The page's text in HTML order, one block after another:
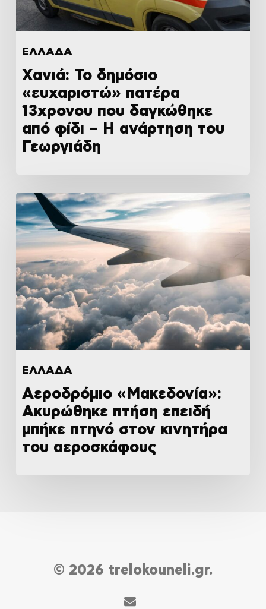
ΕΛΛΑΔΑ
Χανιά: Το δημόσιο
«ευχαριστώ» πατέρα
13χρονου που δαγκώθηκε
από φίδι – Η ανάρτηση του
Γεωργιάδη
ΕΛΛΑΔΑ
Αεροδρόμιο «Μακεδονία»:
Ακυρώθηκε πτήση επειδή
μπήκε πτηνό στον κινητήρα
του αεροσκάφους
© 2026 trelokouneli.gr.
email